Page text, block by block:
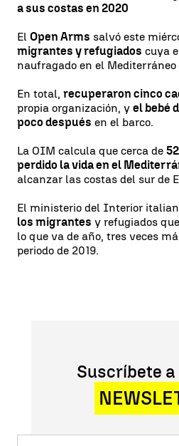
a sus costas en 2020
El Open Arms salvó este
migrantes y refugiados cuya
naufragado en el
En total, recuperaron cinco
propia organización, y el bebé
poco después en el barco.
La OIM calcula que cerca de
perdido la vida en el
alcanzar las costas del sur de
El ministerio del Interior
los migrantes y refugiados
lo que va de año, tres veces
periodo de 2019.
Suscríbete